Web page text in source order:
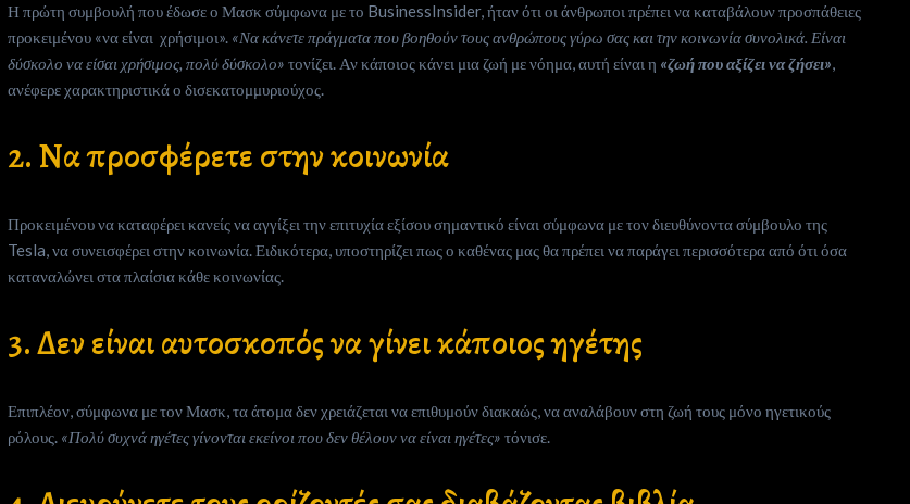
Who
we
are
Desires
is
now
Contact
Η πρώτη συμβουλή που έδωσε ο Μασκ σύμφωνα με το BusinessInsider, ήταν ότι οι άνθρωποι πρέπει να καταβάλουν προσπάθειες
προκειμένου «να είναι χρήσιμοι». «Να κάνετε πράγματα που βοηθούν τους ανθρώπους γύρω σας και την κοινωνία συνολικά. Είναι
δύσκολο να είσαι χρήσιμος, πολύ δύσκολο» τονίζει. Αν κάποιος κάνει μια ζωή με νόημα, αυτή είναι η «ζωή που αξίζει να ζήσει»,
ανέφερε χαρακτηριστικά ο δισεκατομμυριούχος.
2. Να προσφέρετε στην κοινωνία
Προκειμένου να καταφέρει κανείς να αγγίξει την επιτυχία εξίσου σημαντικό είναι σύμφωνα με τον διευθύνοντα σύμβουλο της
Tesla, να συνεισφέρει στην κοινωνία. Ειδικότερα, υποστηρίζει πως ο καθένας μας θα πρέπει να παράγει περισσότερα από ότι όσα
καταναλώνει στα πλαίσια κάθε κοινωνίας.
3. Δεν είναι αυτοσκοπός να γίνει κάποιος ηγέτης
Επιπλέον, σύμφωνα με τον Μασκ, τα άτομα δεν χρειάζεται να επιθυμούν διακαώς, να αναλάβουν στη ζωή τους μόνο ηγετικούς
ρόλους. «Πολύ συχνά ηγέτες γίνονται εκείνοι που δεν θέλουν να είναι ηγέτες» τόνισε.